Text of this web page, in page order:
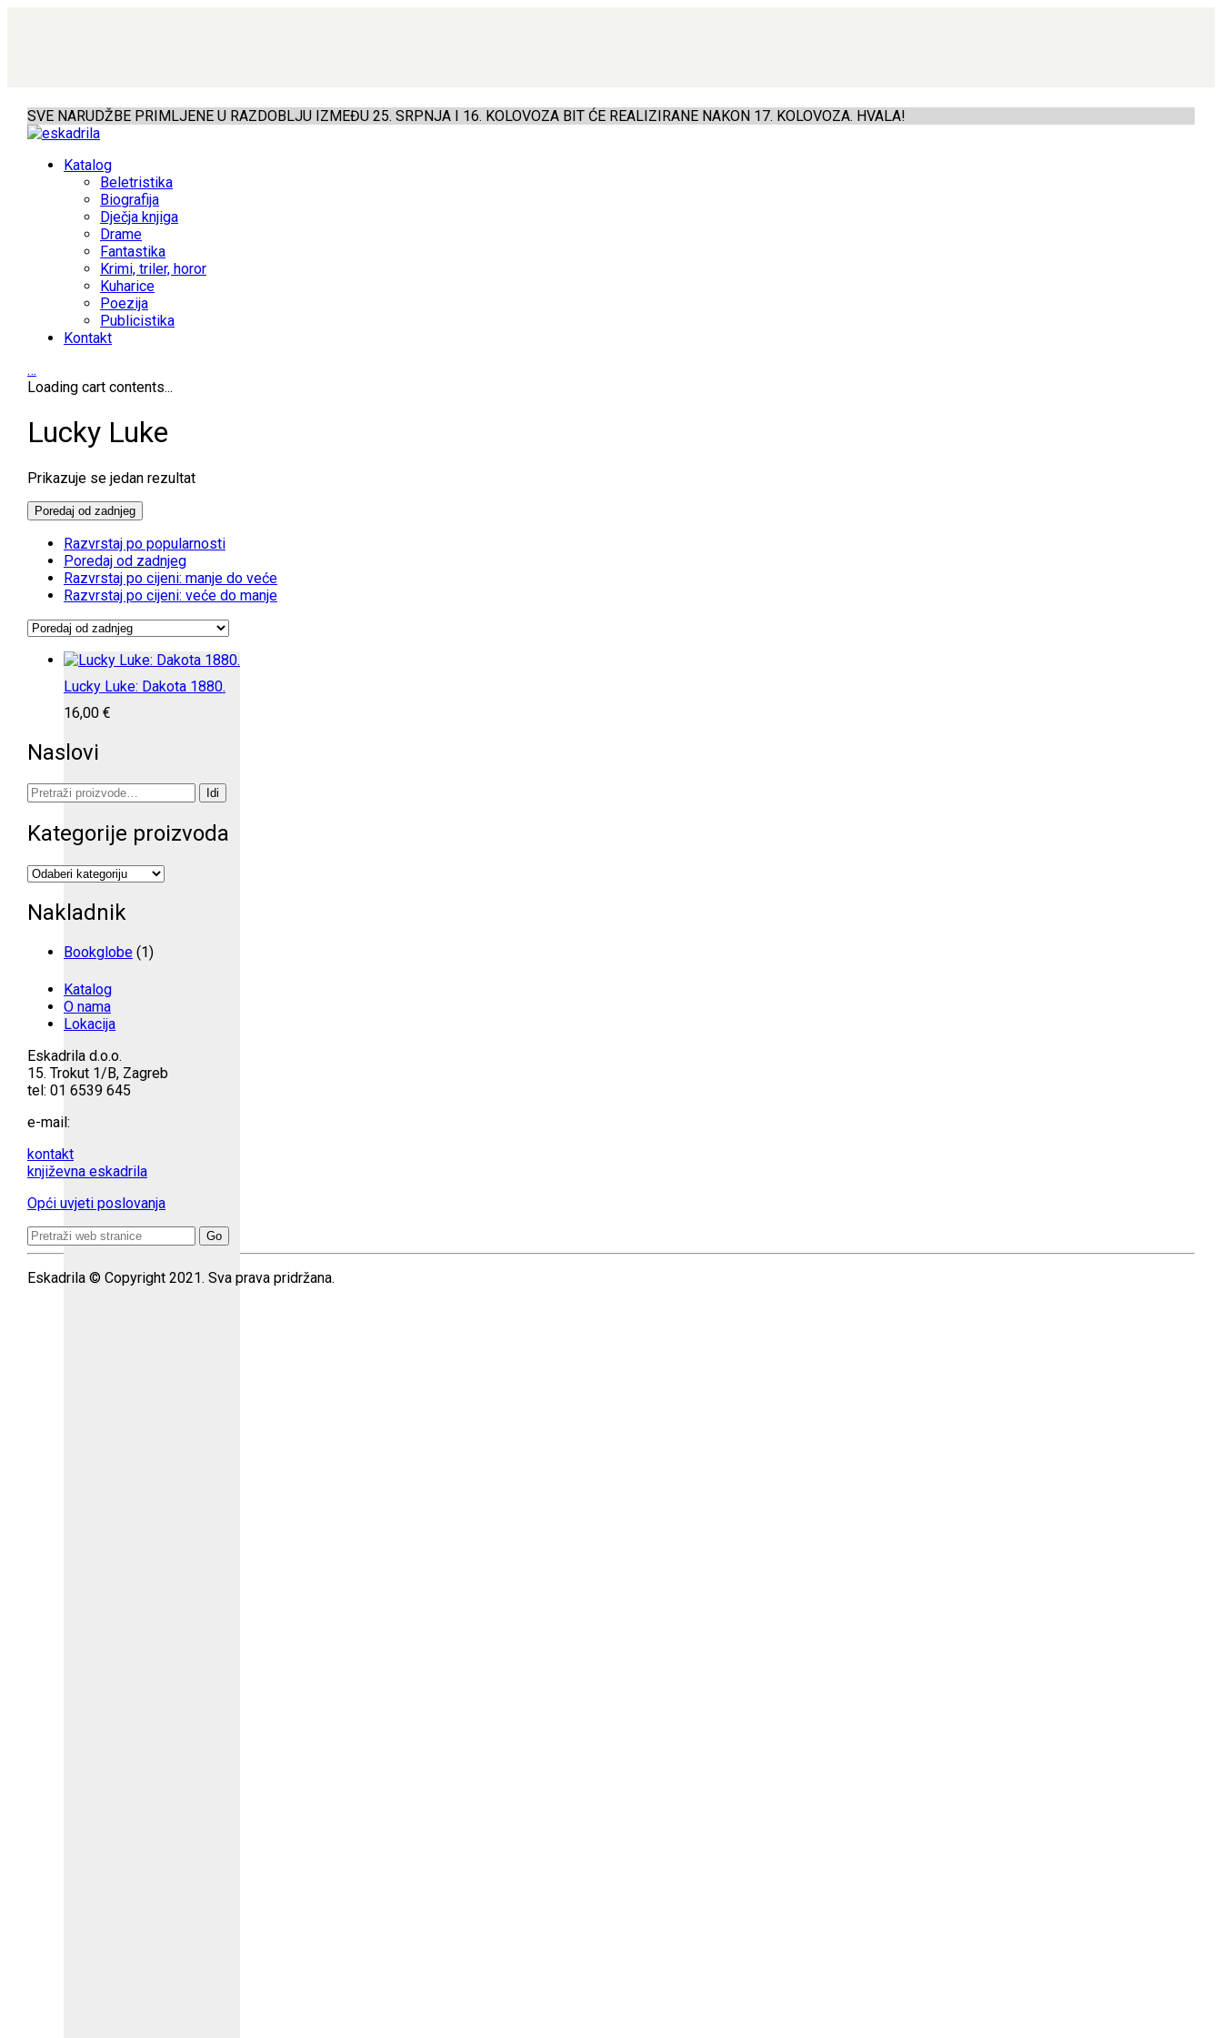
SVE NARUDŽBE PRIMLJENE U RAZDOBLJU IZMEĐU 25. SRPNJA I 16. KOLOVOZA BIT ĆE REALIZIRANE NAKON 17. KOLOVOZA. HVALA!
Katalog
Beletristika
Biografija
Dječja knjiga
Drame
Fantastika
Krimi, triler, horor
Kuharice
Poezija
Publicistika
Kontakt
…
Loading cart contents...
Lucky Luke
Prikazuje se jedan rezultat
Poredaj od zadnjeg
Razvrstaj po popularnosti
Poredaj od zadnjeg
Razvrstaj po cijeni: manje do veće
Razvrstaj po cijeni: veće do manje
Lucky Luke: Dakota 1880.
16,00 €
Naslovi
Pretraži: Idi
Kategorije proizvoda
Nakladnik
Bookglobe (1)
Katalog
O nama
Lokacija
Eskadrila d.o.o.
15. Trokut 1/B, Zagreb
tel: 01 6539 645
e-mail:
kontakt
književna eskadrila
Opći uvjeti poslovanja
Search
for:
Eskadrila © Copyright 2021. Sva prava pridržana.